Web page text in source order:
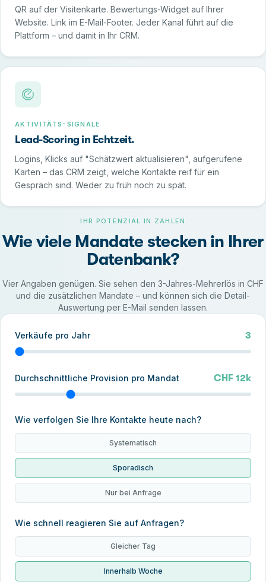
QR auf der Visitenkarte. Bewertungs-Widget auf Ihrer
Website. Link im E-Mail-Footer. Jeder Kanal führt auf die
Plattform – und damit in Ihr CRM.
AKTIVITÄTS-SIGNALE
Lead-Scoring in Echtzeit.
Logins, Klicks auf "Schätzwert aktualisieren", aufgerufene
Karten – das CRM zeigt, welche Kontakte reif für ein
Gespräch sind. Weder zu früh noch zu spät.
IHR POTENZIAL IN ZAHLEN
Wie viele Mandate stecken in Ihrer
Datenbank?
Vier Angaben genügen. Sie sehen den 3-Jahres-Mehrerlös in CHF
und die zusätzlichen Mandate – und können sich die Detail-
Auswertung per E-Mail senden lassen.
Verkäufe pro Jahr 3
Durchschnittliche Provision pro Mandat CHF 12k
Wie verfolgen Sie Ihre Kontakte heute nach?
Systematisch
Sporadisch
Nur bei Anfrage
Wie schnell reagieren Sie auf Anfragen?
Gleicher Tag
Innerhalb Woche